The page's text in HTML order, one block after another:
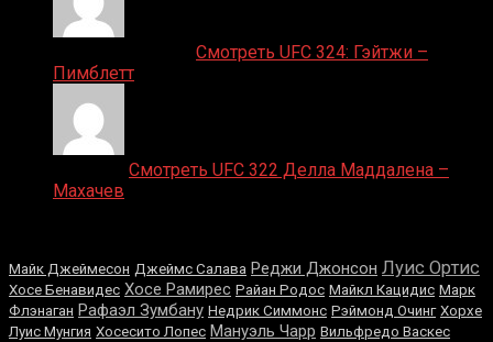
Смотреть UFC 324: Гэйтжи –
Пимблетт
Смотреть UFC 322 Делла Маддалена –
Махачев
Майк Джеймесон Джеймс Салава Реджи Джонсон Луис Ортис
Хосе Бенавидес Хосе Рамирес Райан Родос Майкл Кацидис Марк
Флэнаган Рафаэл Зумбану Недрик Симмонс Рэймонд Очинг Хорхе
Луис Мунгия Хосесито Лопес Мануэль Чарр Вильфредо Васкес